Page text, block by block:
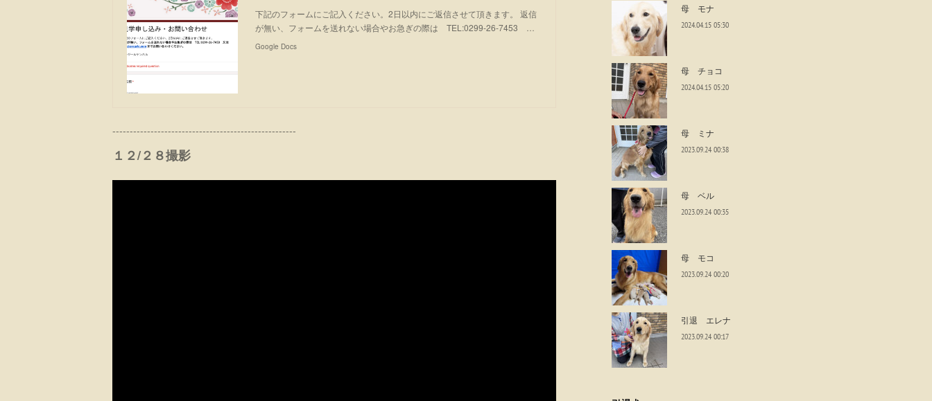
下記のフォームにご記入ください。2日以内にご返信させて頂きます。 返信
が無い、フォームを送れない場合やお急ぎの際は TEL:0299-26-7453 …
Google Docs
-----------------------------------------------------
１２/２８撮影
母 モナ
2024.04.15 05:30
母 チョコ
2024.04.15 05:20
母 ミナ
2023.09.24 00:38
母 ベル
2023.09.24 00:35
母 モコ
2023.09.24 00:20
引退 エレナ
2023.09.24 00:17